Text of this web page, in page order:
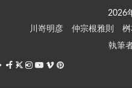
キ
2026
川嵜明彦
仲宗根雅則 桝
執筆
Facebook
X Instagram
Youtube
VimeoPinterest